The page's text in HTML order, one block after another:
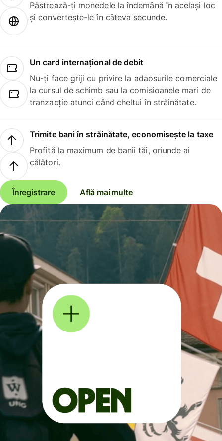
Păstrează-ți monedele la îndemână în același loc
și convertește-le în câteva secunde.
Un card internațional de debit
Nu-ți face griji cu privire la adaosurile comerciale
la cursul de schimb sau la comisioanele mari de
tranzacție atunci când cheltui în străinătate.
Trimite bani în străinătate, economisește la taxe
Profită la maximum de banii tăi, oriunde ai
călători.
Înregistrare Află mai multe